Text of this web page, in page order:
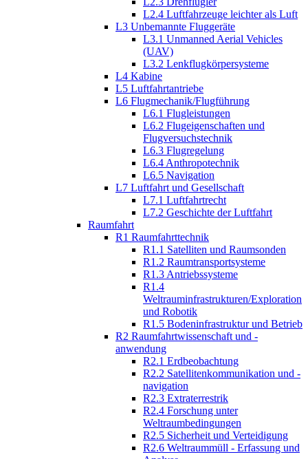
L2.4 Luftfahrzeuge leichter als Luft
L3 Unbemannte Fluggeräte
L3.1 Unmanned Aerial Vehicles
(UAV)
L3.2 Lenkflugkörpersysteme
L4 Kabine
L5 Luftfahrtantriebe
L6 Flugmechanik/Flugführung
L6.1 Flugleistungen
L6.2 Flugeigenschaften und
Flugversuchstechnik
L6.3 Flugregelung
L6.4 Anthropotechnik
L6.5 Navigation
L7 Luftfahrt und Gesellschaft
L7.1 Luftfahrtrecht
L7.2 Geschichte der Luftfahrt
Raumfahrt
R1 Raumfahrttechnik
R1.1 Satelliten und Raumsonden
R1.2 Raumtransportsysteme
R1.3 Antriebssysteme
R1.4
Weltrauminfrastrukturen/Exploration
und Robotik
R1.5 Bodeninfrastruktur und Betrieb
R2 Raumfahrtwissenschaft und -
anwendung
R2.1 Erdbeobachtung
R2.2 Satellitenkommunikation und -
navigation
R2.3 Extraterrestrik
R2.4 Forschung unter
Weltraumbedingungen
R2.5 Sicherheit und Verteidigung
R2.6 Weltraummüll - Erfassung und